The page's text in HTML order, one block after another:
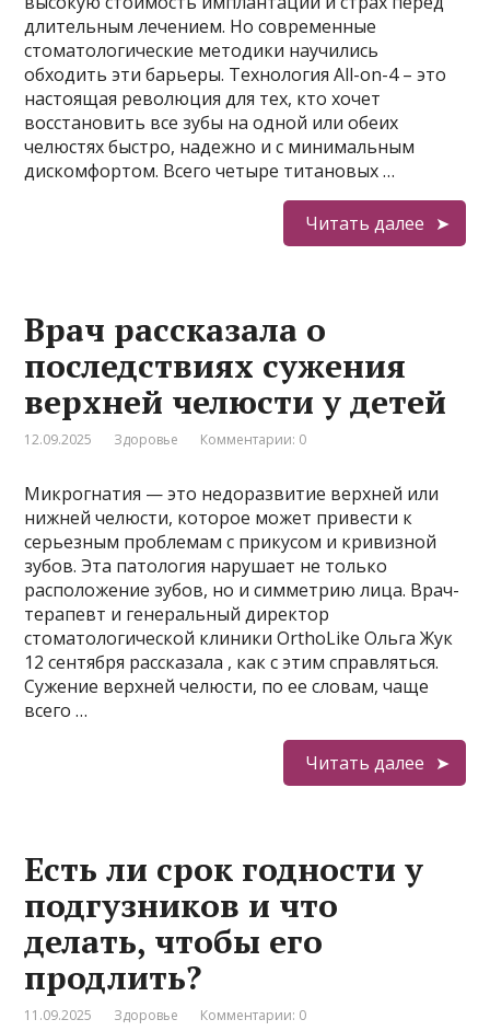
длительным лечением. Но современные
стоматологические методики научились
обходить эти барьеры. Технология All-on-4 – это
настоящая революция для тех, кто хочет
восстановить все зубы на одной или обеих
челюстях быстро, надежно и с минимальным
дискомфортом. Всего четыре титановых …
Читать далее
Врач рассказала о
последствиях сужения
верхней челюсти у детей
12.09.2025 Здоровье Комментарии: 0
Микрогнатия — это недоразвитие верхней или
нижней челюсти, которое может привести к
серьезным проблемам с прикусом и кривизной
зубов. Эта патология нарушает не только
расположение зубов, но и симметрию лица. Врач-
терапевт и генеральный директор
стоматологической клиники OrthoLike Ольга Жук
12 сентября рассказала , как с этим справляться.
Сужение верхней челюсти, по ее словам, чаще
всего …
Читать далее
Есть ли срок годности у
подгузников и что
делать, чтобы его
продлить?
11.09.2025 Здоровье Комментарии: 0